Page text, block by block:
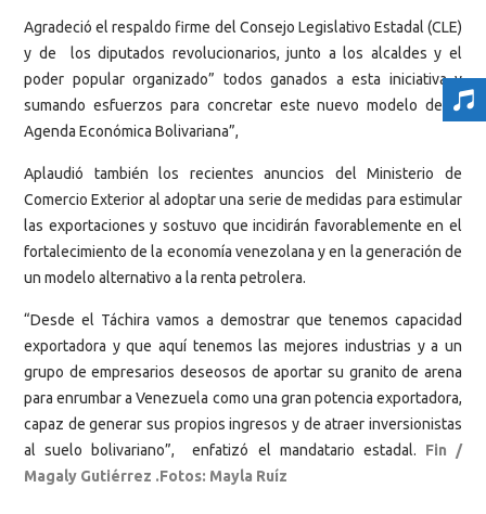
Agradeció el respaldo firme del Consejo Legislativo Estadal (CLE)
y de los diputados revolucionarios, junto a los alcaldes y el
poder popular organizado” todos ganados a esta iniciativa y
sumando esfuerzos para concretar este nuevo modelo de la
Agenda Económica Bolivariana”,
Aplaudió también los recientes anuncios del Ministerio de
Comercio Exterior al adoptar una serie de medidas para estimular
las exportaciones y sostuvo que incidirán favorablemente en el
fortalecimiento de la economía venezolana y en la generación de
un modelo alternativo a la renta petrolera.
“Desde el Táchira vamos a demostrar que tenemos capacidad
exportadora y que aquí tenemos las mejores industrias y a un
grupo de empresarios deseosos de aportar su granito de arena
para enrumbar a Venezuela como una gran potencia exportadora,
capaz de generar sus propios ingresos y de atraer inversionistas
al suelo bolivariano”, enfatizó el mandatario estadal. Fin /
Magaly Gutiérrez .Fotos: Mayla Ruíz